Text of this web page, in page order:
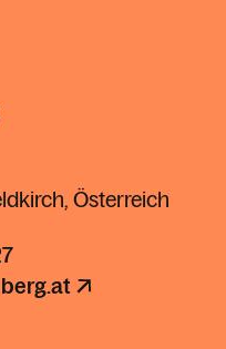
Österreich